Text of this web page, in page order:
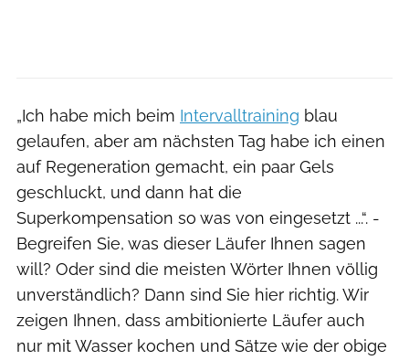
„Ich habe mich beim Intervalltraining blau
gelaufen, aber am nächsten Tag habe ich einen
auf Regeneration gemacht, ein paar Gels
geschluckt, und dann hat die
Superkompensation so was von eingesetzt ...“. ­
Begreifen Sie, was dieser Läufer Ihnen sagen
will? Oder sind die meisten Wörter Ihnen völlig
unverständlich? Dann sind Sie hier richtig. Wir
zeigen Ihnen, dass ambitionierte Läufer auch
nur mit Wasser kochen und Sätze wie der obige